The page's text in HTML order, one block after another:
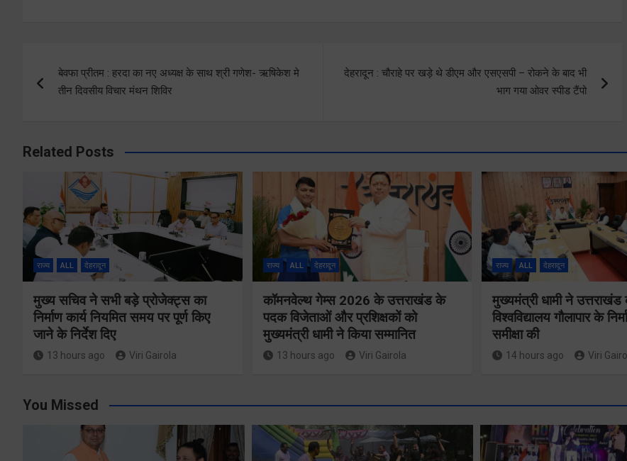
navigation
बेवफा प्रीतम : हरदा का नए अध्यक्ष के साथ श्री गणेश- ऋषिकेश मे
तीन दिवसीय विचार मंथन शिविर
देहरादून : चौराहे पर खड़े थे डीएम और एसएसपी – रोकने के बाद भी
भाग गया ओवर स्पीड टैंपो
Related Posts
राज्य ALL देहरादून
मुख्य सचिव ने सभी बड़े प्रोजेक्ट्स का
निर्माण कार्य नियमित समय पर पूर्ण किए
जाने के निर्देश दिए
13 hours ago Viri Gairola
राज्य ALL देहरादून
कॉमनवेल्थ गेम्स 2026 के उत्तराखंड के
पदक विजेताओं और प्रशिक्षकों को
मुख्यमंत्री धामी ने किया सम्मानित
13 hours ago Viri Gairola
राज्य ALL देहरादून
मुख्यमंत्री धामी ने उत्तराखंड
विश्वविद्यालय गौलापार के
समीक्षा की
14 hours ago Viri
You Missed
मतदाता सुनवाई में
मुख्य